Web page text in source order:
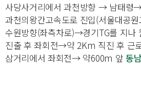
사당사거리에서 과천방향 → 남태령
과천의왕간고속도로 진입(서울대공
수원방향(좌측차로)→경기TG를 지
진출 후 좌회전→약 2Km 직진 후 근
삼거리에서 좌회전→ 약600m 앞 동